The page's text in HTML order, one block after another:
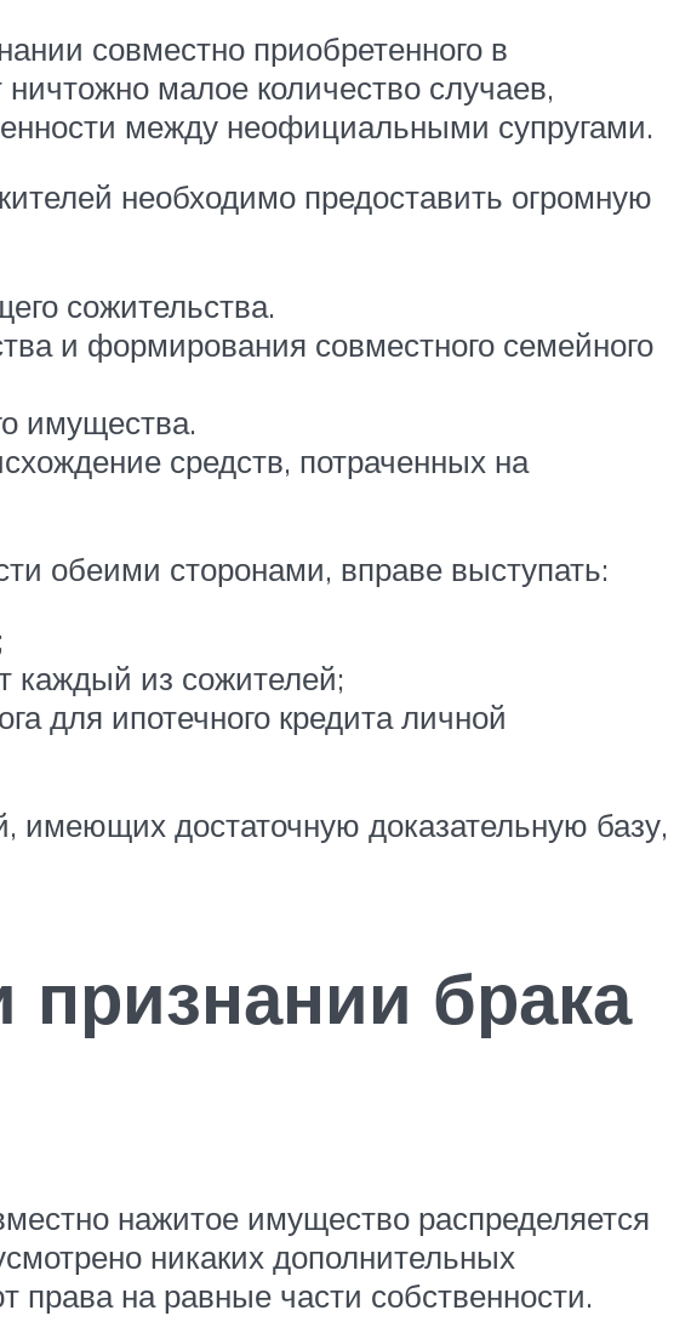
совместно приобретенного в
малое количество случаев,
между неофициальными супругами.
необходимо предоставить огромную
сожительства.
и формирования совместного семейного
имущества.
средств, потраченных на
обеими сторонами, вправе выступать:
каждый из сожителей;
для ипотечного кредита личной
имеющих достаточную доказательную базу,
брака
нажитое имущество распределяется
никаких дополнительных
на равные части собственности.